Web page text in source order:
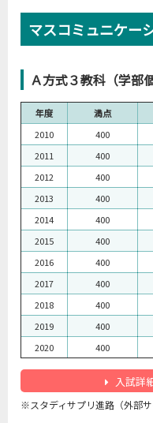
マスコミュニケー
Ａ方式３教科（学部
年度 満点
2010
400
2011
400
2012
400
2013
400
2014
400
2015
400
2016
400
2017
400
2018
400
2019
400
2020
400
入試詳
※スタディサプリ進路（外部サ